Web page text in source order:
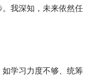
我深知，未来依然任
学习力度不够、统筹